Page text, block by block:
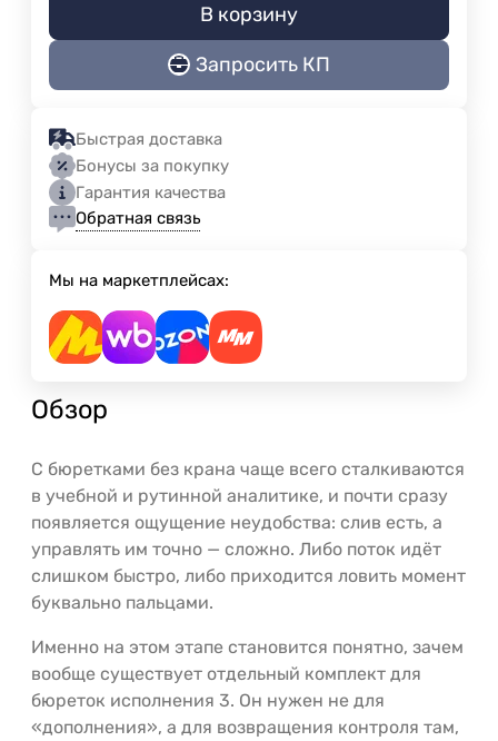
В корзину
Запросить КП
Быстрая доставка
Бонусы за покупку
Гарантия качества
Обратная связь
Мы на маркетплейсах:
Обзор
С бюретками без крана чаще всего сталкиваются
в учебной и рутинной аналитике, и почти сразу
появляется ощущение неудобства: слив есть, а
управлять им точно — сложно. Либо поток идёт
слишком быстро, либо приходится ловить момент
буквально пальцами.
Именно на этом этапе становится понятно, зачем
вообще существует отдельный комплект для
бюреток исполнения 3. Он нужен не для
«дополнения», а для возвращения контроля там,